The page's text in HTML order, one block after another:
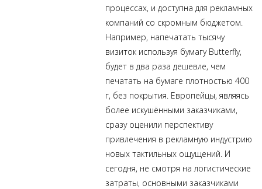
процессах, и доступна для рекламных
компаний со скромным бюджетом.
Например, напечатать тысячу
визиток используя бумагу Butterfly,
будет в два раза дешевле, чем
печатать на бумаге плотностью 400
г, без покрытия. Европейцы, являясь
более искушёнными заказчиками,
сразу оценили перспективу
привлечения в рекламную индустрию
новых тактильных ощущений. И
сегодня, не смотря на логистические
затраты, основными заказчиками